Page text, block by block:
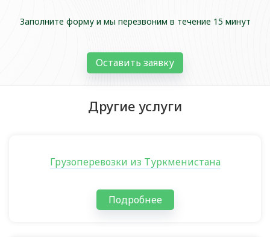
Заполните форму и мы перезвоним в течение 15 минут
Оставить заявку
Другие услуги
Грузоперевозки из Туркменистана
Подробнее